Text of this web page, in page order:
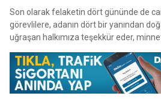
Son olarak felaketin dört gününde de
görevlilere, adanın dört bir yanından
uğraşan halkımıza teşekkür eder,